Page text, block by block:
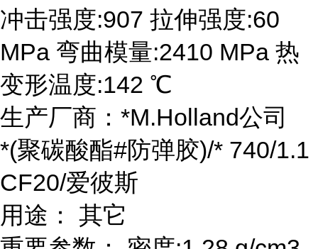
冲击强度:907 拉伸强度:60
MPa 弯曲模量:2410 MPa 热
变形温度:142 ℃
生产厂商：*M.Holland公司
*(聚碳酸酯#防弹胶)/* 740/1.1
CF20/爱彼斯
用途： 其它